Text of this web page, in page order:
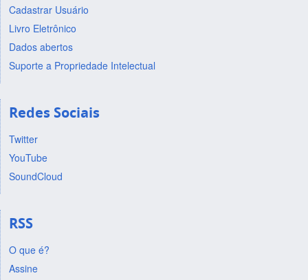
Cadastrar Usuário
Livro Eletrônico
Dados abertos
Suporte a Propriedade Intelectual
Redes Sociais
Twitter
YouTube
SoundCloud
RSS
O que é?
Assine